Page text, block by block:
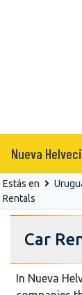
Nueva
Estás en
Rentals
Car
In Nueva